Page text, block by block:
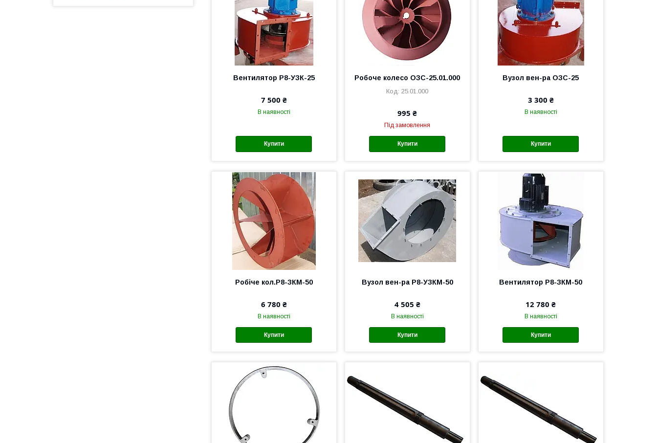
Вентилятор Р8-УЗК-25
7 500 ₴
В наявності
Купити
Робоче колесо ОЗС-25.01.000
25.01.000
995 ₴
Під замовлення
Купити
Вузол вен-ра ОЗС-25
3 300 ₴
В наявності
Купити
Робіче кол.Р8-ЗКМ-50
6 780 ₴
В наявності
Купити
Вузол вен-ра Р8-УЗКМ-50
4 505 ₴
В наявності
Купити
Вентилятор Р8-ЗКМ-50
12 780 ₴
В наявності
Купити